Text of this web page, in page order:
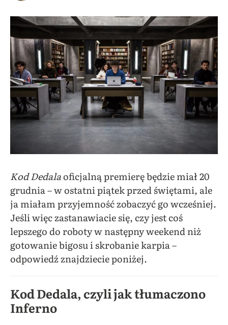
Kod Dedalaoficjalną premierę będzie miał 20
grudnia – w ostatni piątek przed świętami, ale
ja miałam przyjemność zobaczyć go wcześniej.
Jeśli więc zastanawiacie się, czy jest coś
lepszego do roboty w następny weekend niż
gotowanie bigosu i skrobanie karpia –
odpowiedź znajdziecie poniżej.
Kod Dedala, czyli jak tłumaczono
Inferno